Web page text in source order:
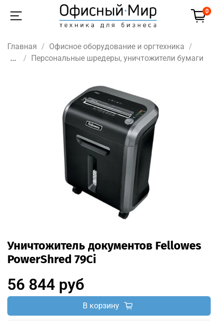
0
Главная
Офисное оборудование и оргтехника
...
Персональные шредеры, уничтожители бумаги
Уничтожитель документов Fellowes
PowerShred 79Ci
56 844 руб
В корзину